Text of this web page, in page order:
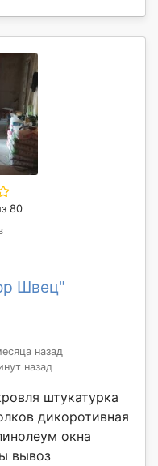
80
Швец"
назад
назад
штукатурка
дикоротивная
окна
вывоз